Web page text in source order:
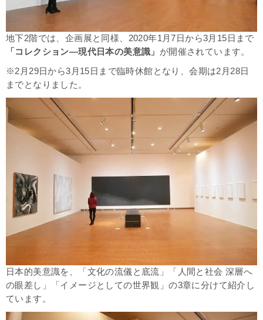
地下2階では、企画展と同様、2020年1月7日から3月15日まで
「コレクション―現代日本の美意識」 が開催されています。
※2月29日から3月15日まで臨時休館となり、会期は2月28日
までとなりました。
日本的美意識を、「文化の流儀と底流」「人間と社会 深層へ
の眼差し」「イメージとしての世界観」の3章に分けて紹介し
ています。